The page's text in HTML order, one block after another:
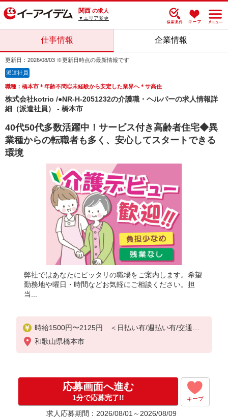
関西 の求人
▼エリア変更
仕事情報 企業情報
更新日：2026/08/03 ※更新日時点の最新情報です
派遣社員
職種：橋本市＊年齢不問◎未経験から安定した業界へ＊サ高住
株式会社kotrio /●NR-H-2051232の介護職・ヘルパーの求人情報詳
細（派遣社員） - 橋本市
40代50代多数活躍中！サービス付き高齢者住宅◆異
業種からの転職者も多く、安心してスタートできる
環境
弊社ではあなたにピッタリの職場をご案内します。希望
勤務地や曜日・時間などお気軽にご相談ください。担
当...
時給1500円〜2125円 ＜日払い有/週払い有/交通費
全支給(ガソリン代含む)＞
和歌山県橋本市
応募画面へ進む
1分で応募完了!! キープ
求人応募期間：2026/08/01～2026/08/09